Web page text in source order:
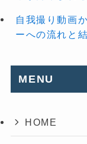
自我撮り動画
ーへの流れと
MENU
HOME